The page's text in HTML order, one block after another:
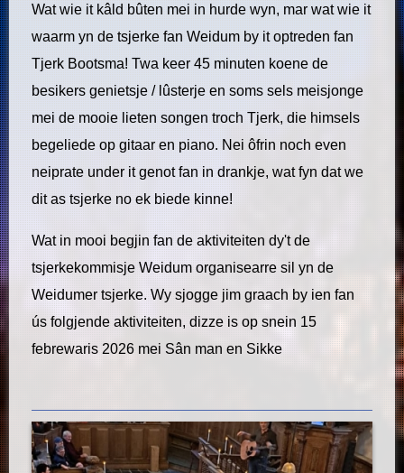
Wat wie it kâld bûten mei in hurde wyn, mar wat wie it
waarm yn de tsjerke fan Weidum by it optreden fan
Tjerk Bootsma! Twa keer 45 minuten koene de
besikers genietsje / lûsterje en soms sels meisjonge
mei de mooie lieten songen troch Tjerk, die himsels
begeliede op gitaar en piano. Nei ôfrin noch even
neiprate under it genot fan in drankje, wat fyn dat we
dit as tsjerke no ek biede kinne!
Wat in mooi begjin fan de aktiviteiten dy't de
tsjerkekommisje Weidum organisearre sil yn de
Weidumer tsjerke. Wy sjogge jim graach by ien fan
ús folgjende aktiviteiten, dizze is op snein 15
febrewaris 2026 mei Sân man en Sikke